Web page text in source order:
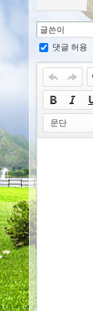
댓글 허용
문단